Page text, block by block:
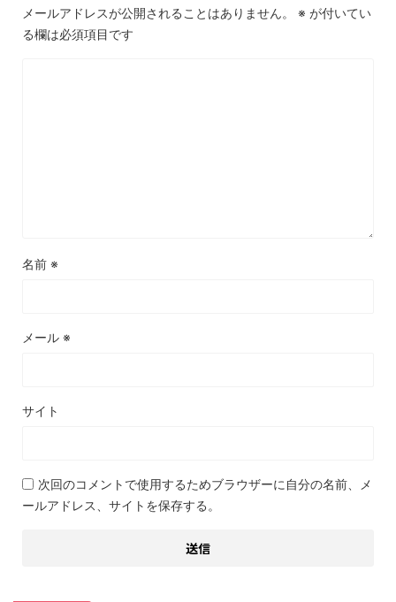
メールアドレスが公開されることはありません。 ※ が付いてい
る欄は必須項目です
名前 ※
メール ※
サイト
次回のコメントで使用するためブラウザーに自分の名前、メ
ールアドレス、サイトを保存する。